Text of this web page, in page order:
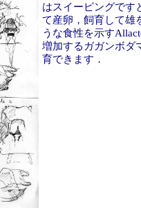
はスイーピングです
て産卵，飼育して雄
うな食性を示す
増加するガガンボダ
育できます．